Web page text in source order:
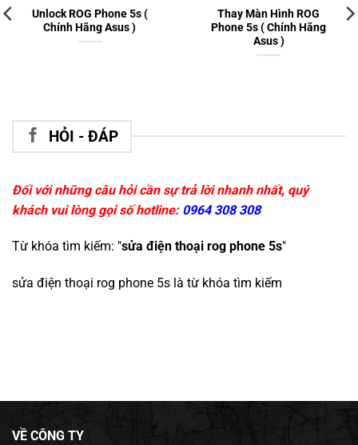
Unlock ROG Phone 5s (
Chính Hãng Asus )
Thay Màn Hình ROG
Phone 5s ( Chính Hãng
Asus )
HỎI - ĐÁP
Đối với những câu hỏi cần sự trả lời nhanh nhất, quý
khách vui lòng gọi số hotline: 0964 308 308
Từ khóa tìm kiếm: "sửa điện thoại rog phone 5s"
sửa điện thoại rog phone 5s là từ khóa tìm kiếm
VỀ CÔNG TY